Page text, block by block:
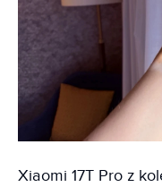
Xiaomi 17T Pro z